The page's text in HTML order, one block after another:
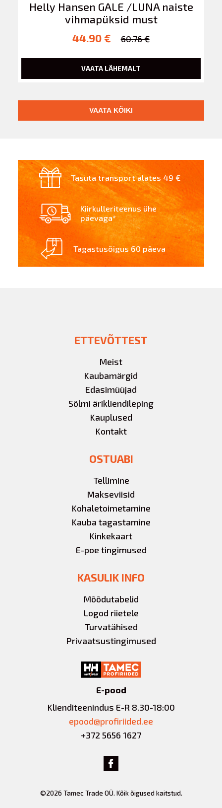
Helly Hansen GALE /LUNA naiste
vihmapüksid must
44.90 €
60.76 €
VAATA LÄHEMALT
VAATA KÕIKI
Tasuta transport alates 49 €
Kiirkulleriteenus ühe
päevaga*
Tagastusõigus 60 päeva
ETTEVÕTTEST
Meist
Kaubamärgid
Edasimüüjad
Sõlmi ärikliendileping
Kauplused
Kontakt
OSTUABI
Tellimine
Makseviisid
Kohaletoimetamine
Kauba tagastamine
Kinkekaart
E-poe tingimused
KASULIK INFO
Mõõdutabelid
Logod riietele
Turvatähised
Privaatsustingimused
E-pood
Klienditeenindus E-R 8.30-18:00
epood@profiriided.ee
+372 5656 1627
©2026 Tamec Trade OÜ. Kõik õigused kaitstud.